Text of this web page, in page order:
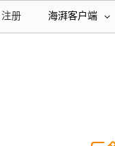
海湃客户端
注册